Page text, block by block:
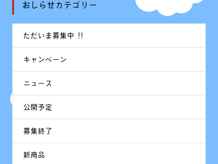
おしらせカテゴリー
ただいま募集中 !!
キャンペーン
ニュース
公開予定
募集終了
新商品